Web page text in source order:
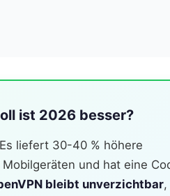
ist 2026 besser?
liefert 30-40 % höhere
Mobilgeräten und hat eine
bleibt unverzichtbar